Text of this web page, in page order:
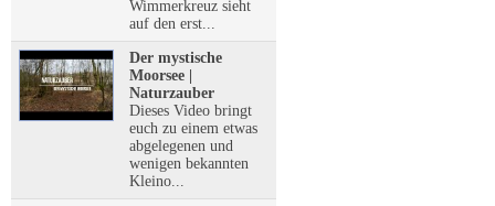
Wimmerkreuz sieht
auf den erst...
Der mystische
Moorsee |
Naturzauber
Dieses Video bringt
euch zu einem etwas
abgelegenen und
wenigen bekannten
Kleino...